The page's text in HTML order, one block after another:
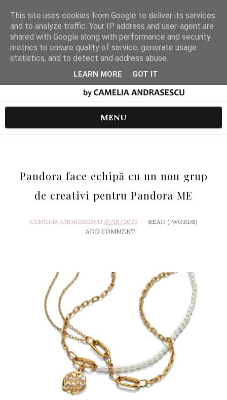
MENU
Pandora face echipă cu un nou grup
de creativi pentru Pandora ME
CAMELIA ANDRASESCU 10/18/2022 READ ( WORDS)
ADD COMMENT
This site uses cookies from Google to deliver its services
and to analyze traffic. Your IP address and user-agent are
shared with Google along with performance and security
metrics to ensure quality of service, generate usage
statistics, and to detect and address abuse.
LEARN MORE GOT IT